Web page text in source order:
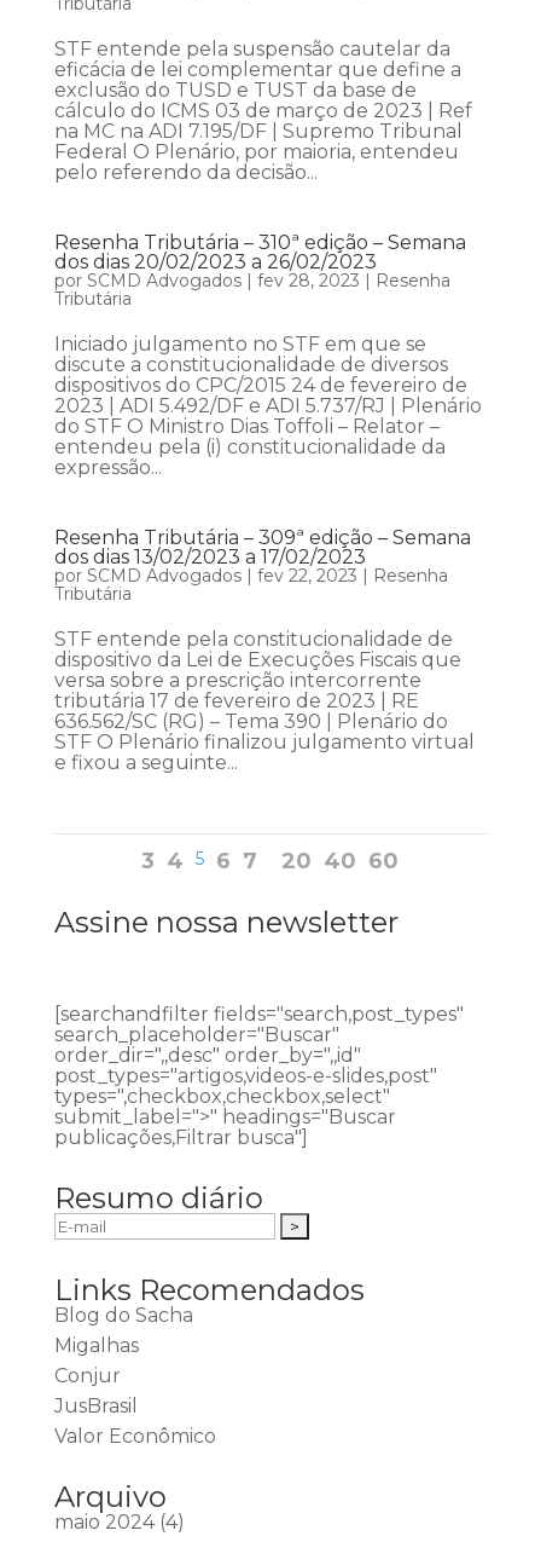
STF entende pela suspensão cautelar da
eficácia de lei complementar que define a
exclusão do TUSD e TUST da base de
cálculo do ICMS 03 de março de 2023 | Ref
na MC na ADI 7.195/DF | Supremo Tribunal
Federal O Plenário, por maioria, entendeu
pelo referendo da decisão...
Resenha Tributária – 310ª edição – Semana
dos dias 20/02/2023 a 26/02/2023
por SCMD Advogados| fev 28, 2023 | Resenha
Tributária
Iniciado julgamento no STF em que se
discute a constitucionalidade de diversos
dispositivos do CPC/2015 24 de fevereiro de
2023 | ADI 5.492/DF e ADI 5.737/RJ | Plenário
do STF O Ministro Dias Toffoli – Relator –
entendeu pela (i) constitucionalidade da
expressão...
Resenha Tributária – 309ª edição – Semana
dos dias 13/02/2023 a 17/02/2023
por SCMD Advogados| fev 22, 2023 | Resenha
Tributária
STF entende pela constitucionalidade de
dispositivo da Lei de Execuções Fiscais que
versa sobre a prescrição intercorrente
tributária 17 de fevereiro de 2023 | RE
636.562/SC (RG) – Tema 390 | Plenário do
STF O Plenário finalizou julgamento virtual
e fixou a seguinte...
3 4 5 6 7 20 40 60
Assine nossa newsletter
[searchandfilter fields="search,post_types"
search_placeholder="Buscar"
order_dir=",,desc" order_by=",,id"
post_types="artigos,videos-e-slides,post"
types=",checkbox,checkbox,select"
submit_label=">" headings="Buscar
publicações,Filtrar busca"]
Resumo diário
Links Recomendados
Blog do Sacha
Migalhas
Conjur
JusBrasil
Valor Econômico
Arquivo
maio 2024(4)